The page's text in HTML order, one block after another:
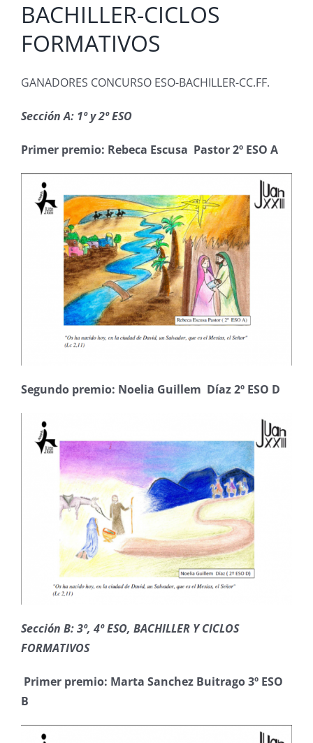
BACHILLER-CICLOS
FORMATIVOS
GANADORES CONCURSO ESO-BACHILLER-CC.FF.
Sección A: 1º y 2º ESO
Primer premio: Rebeca Escusa Pastor 2º ESO A
Segundo premio: Noelia Guillem Díaz 2º ESO D
Sección B: 3º, 4º ESO, BACHILLER Y CICLOS
FORMATIVOS
Primer premio: Marta Sanchez Buitrago 3º ESO
B